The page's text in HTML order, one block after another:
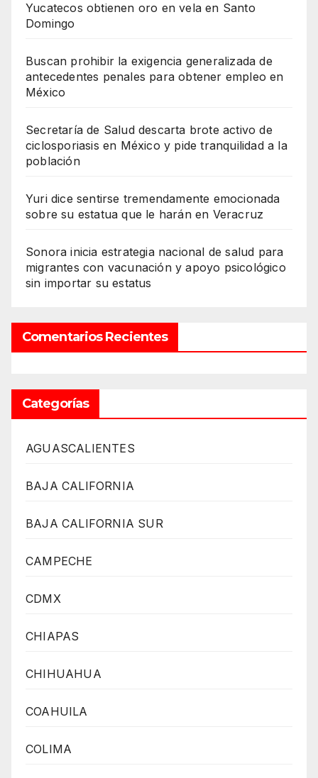
Yucatecos obtienen oro en vela en Santo
Domingo
Buscan prohibir la exigencia generalizada de
antecedentes penales para obtener empleo en
México
Secretaría de Salud descarta brote activo de
ciclosporiasis en México y pide tranquilidad a la
población
Yuri dice sentirse tremendamente emocionada
sobre su estatua que le harán en Veracruz
Sonora inicia estrategia nacional de salud para
migrantes con vacunación y apoyo psicológico
sin importar su estatus
Comentarios Recientes
Categorías
AGUASCALIENTES
BAJA CALIFORNIA
BAJA CALIFORNIA SUR
CAMPECHE
CDMX
CHIAPAS
CHIHUAHUA
COAHUILA
COLIMA